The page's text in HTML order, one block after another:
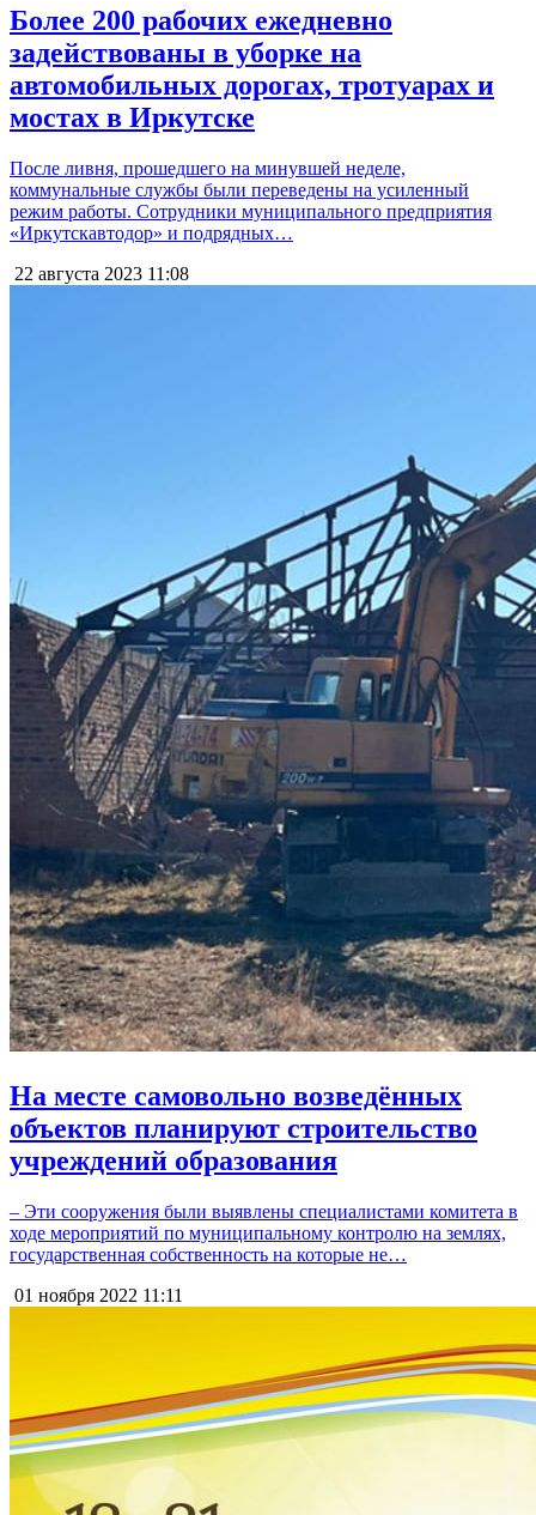
Более 200 рабочих ежедневно
задействованы в уборке на
автомобильных дорогах, тротуарах и
мостах в Иркутске
После ливня, прошедшего на минувшей неделе,
коммунальные службы были переведены на усиленный
режим работы. Сотрудники муниципального предприятия
«Иркутскавтодор» и подрядных…
22 августа 2023 11:08
На месте самовольно возведённых
объектов планируют строительство
учреждений образования
– Эти сооружения были выявлены специалистами комитета в
ходе мероприятий по муниципальному контролю на землях,
государственная собственность на которые не…
01 ноября 2022 11:11